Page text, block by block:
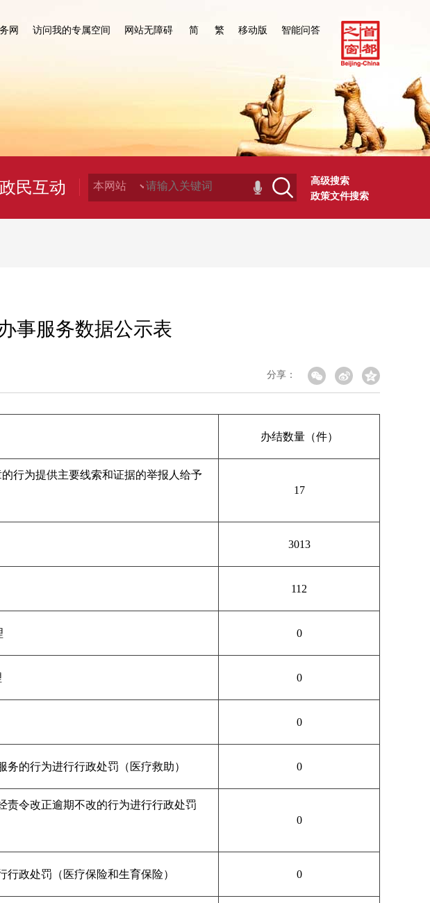
网 访问我的专属空间 网站无障碍 简 繁 移动版 智能问答
政民互动
高级搜索
政策文件搜索
事服务数据公示表
分享：
办结数量（件）
行为提供主要线索和证据的举报人给予
17
3013
112
0
0
0
的行为进行行政处罚（医疗救助） 0
责令改正逾期不改的行为进行行政处罚
0
政处罚（医疗保险和生育保险） 0